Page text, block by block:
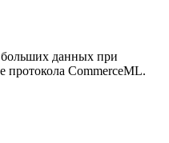
данных при
протокола CommerceML.